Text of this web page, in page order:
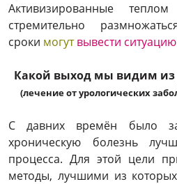
Активизированные
стремительно
сроки могутвывести
Какой выход мы видим из
(лечение от урологических
С давних времён было
хроническую болезнь
процесса. Для этой цели
методы, лучшими из